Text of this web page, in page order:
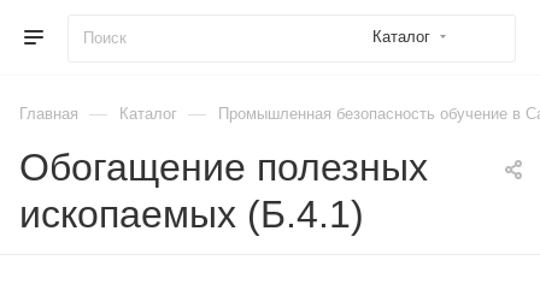
Каталог
Главная — Каталог — Промышленная безопасность обучение в
Обогащение полезных
ископаемых (Б.4.1)